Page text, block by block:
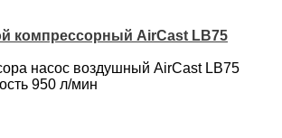
компрессорный AirCast LB75
насос воздушный AirCast LB75
950 л/мин